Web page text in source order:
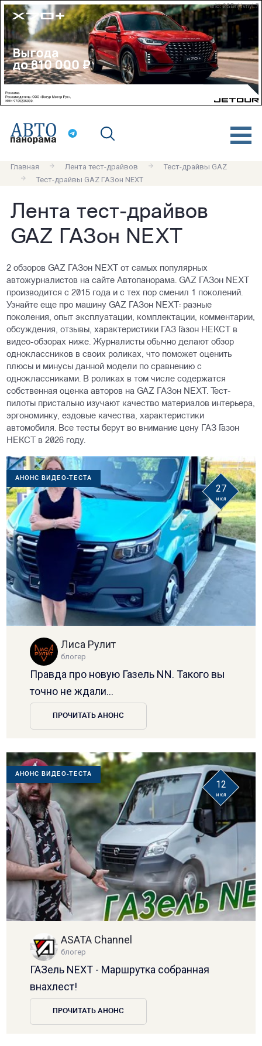
erid: 2SDnjdvnyL7
Главная Лента тест-драйвов
Тест-драйвы GAZ
Тест-драйвы GAZ ГАЗон NEXT
Лента тест-драйвов
GAZ ГАЗон NEXT
2 обзоров GAZ ГАЗон NEXT от самых популярных
автожурналистов на сайте Автопанорама. GAZ ГАЗон NEXT
производится с 2015 года и с тех пор сменил 1 поколений.
Узнайте еще про машину GAZ ГАЗон NEXT: разные
поколения, опыт эксплуатации, комплектации, комментарии,
обсуждения, отзывы, характеристики ГАЗ Газон НЕКСТ в
видео-обзорах ниже. Журналисты обычно делают обзор
одноклассников в своих роликах, что поможет оценить
плюсы и минусы данной модели по сравнению с
одноклассниками. В роликах в том числе содержатся
собственная оценка авторов на GAZ ГАЗон NEXT. Тест-
пилоты пристально изучают качество материалов интерьера,
эргономинку, ездовые качества, характеристики
автомобиля. Все тесты берут во внимание цену ГАЗ Газон
НЕКСТ в 2026 году.
АНОНС ВИДЕО-ТЕСТА
27
июл
Лиса Рулит
блогер
Правда про новую Газель NN. Такого вы
точно не ждали...
ПРОЧИТАТЬ АНОНС
АНОНС ВИДЕО-ТЕСТА
12
июл
ASATA Channel
блогер
ГАЗель NEXT - Маршрутка собранная
внахлест!
ПРОЧИТАТЬ АНОНС